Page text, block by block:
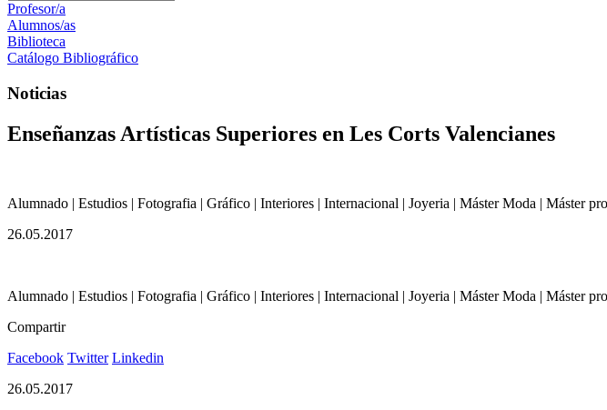
Profesor/a
Alumnos/as
Biblioteca
Catálogo Bibliográfico
Noticias
Enseñanzas Artísticas Superiores en Les Corts Valencianes
Alumnado | Estudios | Fotografia | Gráfico | Interiores | Internacional | Joyeria | Máster Moda | Máster
26.05.2017
Alumnado | Estudios | Fotografia | Gráfico | Interiores | Internacional | Joyeria | Máster Moda | Máster
Compartir
Facebook Twitter Linkedin
26.05.2017